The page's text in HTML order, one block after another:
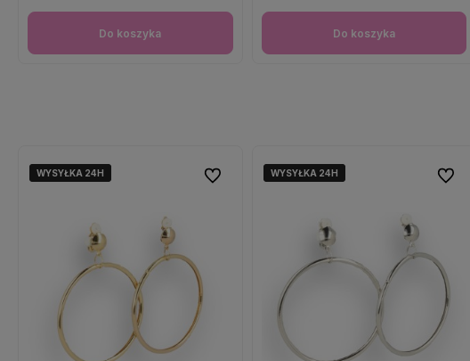
Do koszyka Do koszyka
WYSYŁKA 24H
WYSYŁKA 24H Do ulubionychWYSYŁKA 24H
WYSYŁKA 24H Do